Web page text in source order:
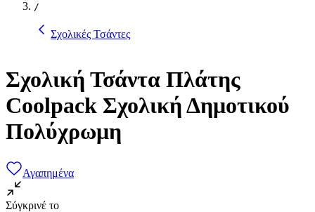
/
Σχολικές Τσάντες
Σχολική Τσάντα Πλάτης
Coolpack Σχολική Δημοτικού
Πολύχρωμη
Αγαπημένα
Σύγκρινέ το